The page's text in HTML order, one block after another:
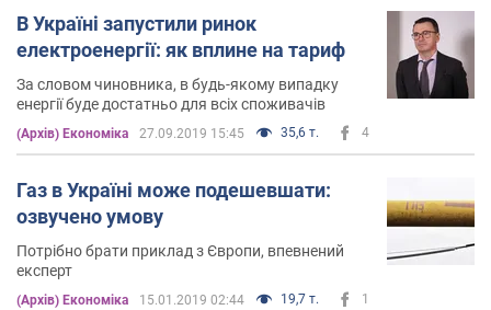
В Україні запустили ринок
електроенергії: як вплине на тариф
За словом чиновника, в будь-якому випадку
енергії буде достатньо для всіх споживачів
(Архів) Економіка 27.09.2019 15:45 35,6 т. 4
Газ в Україні може подешевшати:
озвучено умову
Потрібно брати приклад з Європи, впевнений
експерт
(Архів) Економіка 15.01.2019 02:44 19,7 т. 1